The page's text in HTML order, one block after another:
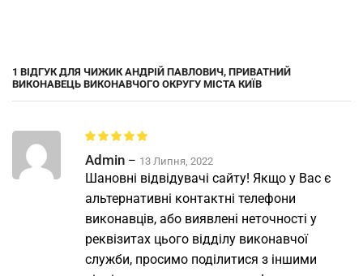
1 ВІДГУК ДЛЯ ЧИЖИК АНДРІЙ ПАВЛОВИЧ, ПРИВАТНИЙ
ВИКОНАВЕЦЬ ВИКОНАВЧОГО ОКРУГУ МІСТА КИЇВ
Admin – 13 Липня, 2022
Шановні відвідувачі сайту! Якщо у Вас є
альтернативні контактні телефони
виконавців, або виявлені неточності у
реквізитах цього відділу виконавчої
служби, просимо поділитися з іншими